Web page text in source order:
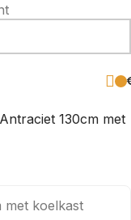
130cm met